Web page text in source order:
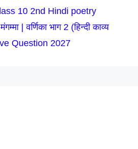
10 2nd Hindi poetry
| वर्णिका भाग 2 (हिन्दी काव्य
Question 2027